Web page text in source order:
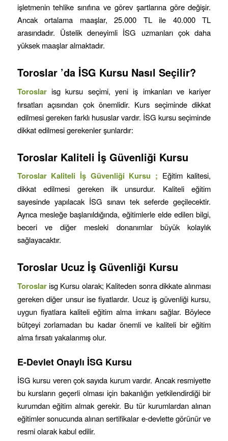
işletmenin tehlike sınıfına ve görev şartlarına göre değişir.
Ancak ortalama maaşlar, 25.000 TL ile 40.000 TL
arasındadır. Üstelik deneyimli İSG uzmanları çok daha
yüksek maaşlar almaktadır.
Toroslar ’da İSG Kursu Nasıl Seçilir?
Toroslar isg kursu seçimi, yeni iş imkanları ve kariyer
fırsatları açısından çok önemlidir. Kurs seçiminde dikkat
edilmesi gereken farklı hususlar vardır. İSG kursu seçiminde
dikkat edilmesi gerekenler şunlardır:
Toroslar Kaliteli İş Güvenliği Kursu
Toroslar Kaliteli İş Güvenliği Kursu ; Eğitim kalitesi,
dikkat edilmesi gereken ilk unsurdur. Kaliteli eğitim
sayesinde yapılacak İSG sınavı tek seferde geçilecektir.
Ayrıca mesleğe başlanıldığında, eğitimlerle elde edilen bilgi,
beceri ve diğer mesleki donanımlar büyük kolaylık
sağlayacaktır.
Toroslar Ucuz İş Güvenliği Kursu
Toroslarisg Kursu olarak; Kaliteden sonra dikkate alınması
gereken diğer unsur ise fiyatlardır. Ucuz iş güvenliği kursu,
uygun fiyatlara kaliteli eğitim alma imkanı sağlar. Böylece
bütçeyi zorlamadan bu kadar önemli ve kaliteli bir eğitim
alma fırsatı yakalanmış olur.
E-Devlet Onaylı İSG Kursu
İSG kursu veren çok sayıda kurum vardır. Ancak resmiyette
bu kursların geçerli olması için bakanlığın yetkilendirdiği bir
kurumdan eğitim almak gerekir. Bu tür kurumlardan alınan
eğitimler sonucunda alınan sertifikalar e-devlette görünür ve
resmi olarak kabul edilir.